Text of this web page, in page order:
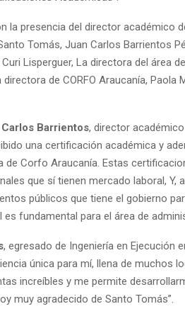
la presencia del director académico
Tomás, Juan Carlos Barrientos
Lisperguer, La directora del área
directora de CORFO Araucanía, Paola
Barrientos, director
una certificación académica y
de Corfo Araucanía. Estas
que sí tienen mercado laboral, Y,
públicos que tiene el gobierno
fundamental para el área de
, egresado de Ingeniería en Ejecución
única para mí, llena de muchos
increíbles y me permite
muy agradecido de Santo Tomás”.